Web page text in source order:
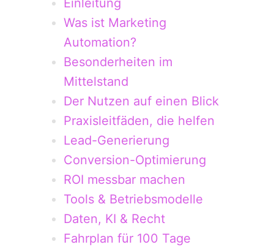
Einleitung
Was ist Marketing
Automation?
Besonderheiten im
Mittelstand
Der Nutzen auf einen Blick
Praxisleitfäden, die helfen
Lead-Generierung
Conversion-Optimierung
ROI messbar machen
Tools & Betriebsmodelle
Daten, KI & Recht
Fahrplan für 100 Tage